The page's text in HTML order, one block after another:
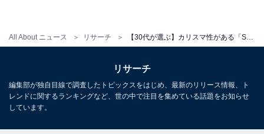
All About ニュース リサーチ
い・バラエティ番組を網羅的に視聴し、エンタメ関連の情報収集源
も大半がテレビから。宣伝会議「編集･ライター養成講座 総合コー
...続きを読む
次ページ
10位までのランキング結果を表で
見る
リサーチ
編集部が独自目線で調査したトピックスをはじめ、最新のリリース情報、ト
レンドに関するランキングなど、世の中で注目を集めている話題をお知らせ
しています。